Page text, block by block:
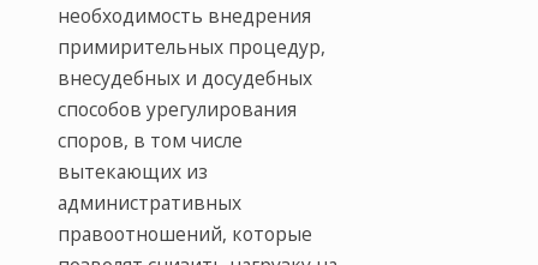
необходимость внедрения
примирительных процедур,
внесудебных и досудебных
способов урегулирования
споров, в том числе
вытекающих из
административных
правоотношений, которые